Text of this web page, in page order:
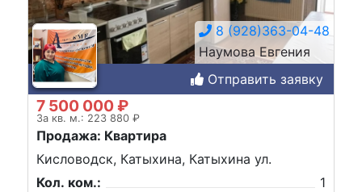
8 (928)363-04-48
Наумова Евгения
Отправить заявку
7 500 000 ₽
За кв. м.: 223 880 ₽
Продажа: Квартира
Кисловодск, Катыхина, Катыхина ул.
Кол. ком.:
1